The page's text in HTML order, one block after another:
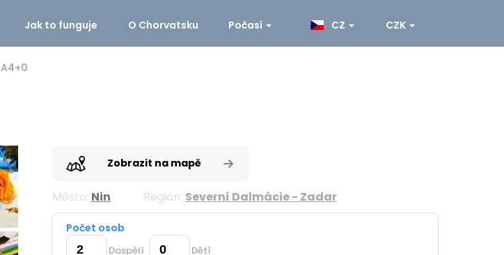
Jak to funguje O Chorvatsku Počasí CZ CZK
A4+0
Zobrazit na mapě
Město: Nin Region: Severní Dalmácie - Zadar
Počet osob
Dospělí Dětí